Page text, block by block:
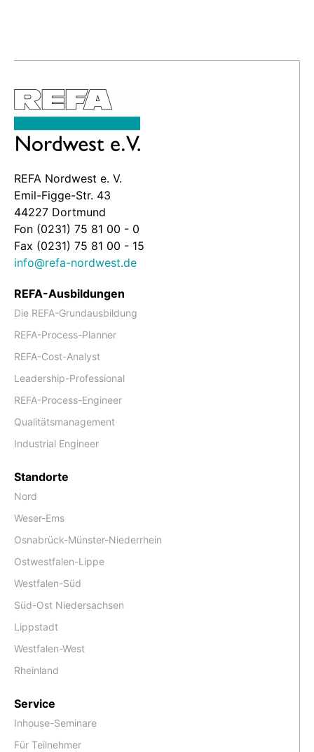
REFA Nordwest e. V.
Emil-Figge-Str. 43
44227 Dortmund
Fon (0231) 75 81 00 - 0
Fax (0231) 75 81 00 - 15
info@refa-nordwest.de
REFA-Ausbildungen
Die REFA-Grundausbildung
REFA-Process-Planner
REFA-Cost-Analyst
Leadership-Professional
REFA-Process-Engineer
Qualitätsmanagement
Industrial Engineer
Standorte
Nord
Weser-Ems
Osnabrück-Münster-Niederrhein
Ostwestfalen-Lippe
Westfalen-Süd
Süd-Ost Niedersachsen
Lippstadt
Westfalen-West
Rheinland
Service
Inhouse-Seminare
Für Teilnehmer